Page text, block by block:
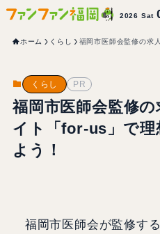
2026 Sat
ホーム くらし 福岡市医師会監修の求
くらし PR
福岡市医師会監修
イト「for-us」で理
よう！
福岡市医師会が監修す